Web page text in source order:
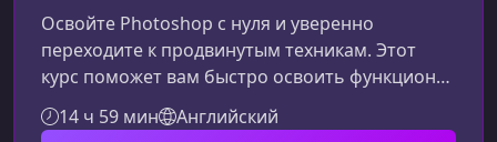
Освойте Photoshop с нуля и уверенно
переходите к продвинутым техникам. Этот
курс поможет вам быстро освоить функционал
программы, улучшить навыки работы с
графикой и начать создавать яркие
14 ч 59 мин Английский